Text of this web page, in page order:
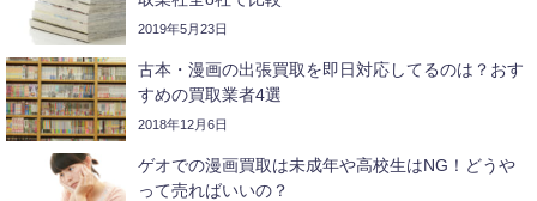
2019年5月23日
古本・漫画の出張買取を即日対応してるのは？おす
すめの買取業者4選
2018年12月6日
ゲオでの漫画買取は未成年や高校生はNG！どうや
って売ればいいの？